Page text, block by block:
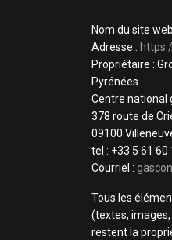
Nom du site
Adresse :
Propriétaire :
Pyrénées
Centre national
378 route de
09100
tel : +33 5 61 60
Courriel :
Tous les
(textes,
restent la